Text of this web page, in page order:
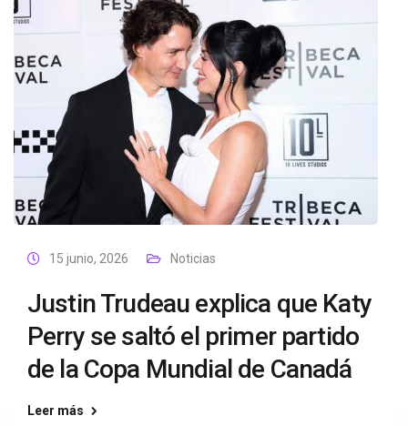
15 junio, 2026 Noticias
Justin Trudeau explica que Katy
Perry se saltó el primer partido
de la Copa Mundial de Canadá
Leer más